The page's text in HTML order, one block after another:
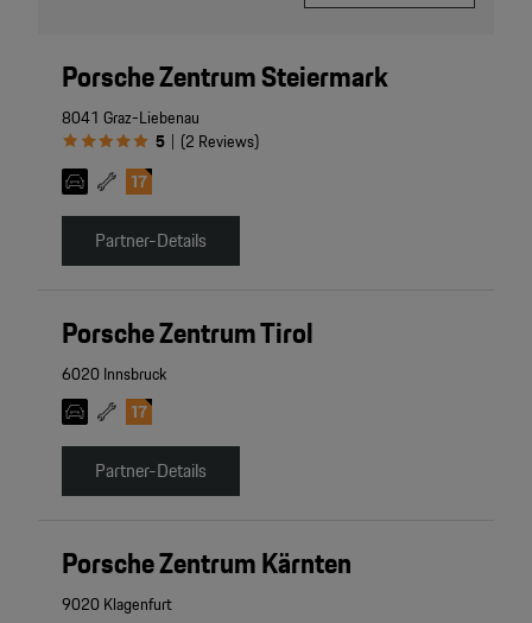
Porsche Zentrum Steiermark
8041 Graz-Liebenau
5 | (2 Reviews)
Partner-Details
Porsche Zentrum Tirol
6020 Innsbruck
Partner-Details
Porsche Zentrum Kärnten
9020 Klagenfurt